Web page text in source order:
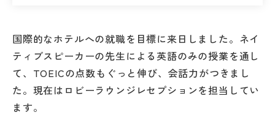
国際的なホテルへの就職を目標に来日しました。ネイ
ティブスピーカーの先生による英語のみの授業を通し
て、TOEICの点数もぐっと伸び、会話力がつきまし
た。現在はロビーラウンジレセプションを担当してい
ます。